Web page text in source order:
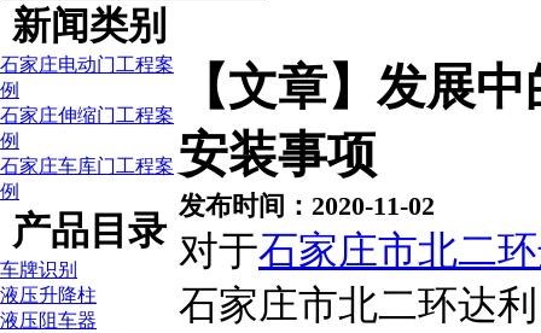
新闻类别
石家庄电动门工程案
例
石家庄伸缩门工程案
例
石家庄车库门工程案
例
产品目录
车牌识别
液压升降柱
液压阻车器
【文章】发展
安装事项
发布时间：2020-11-02
对于石家庄市北二
石家庄市北二环达